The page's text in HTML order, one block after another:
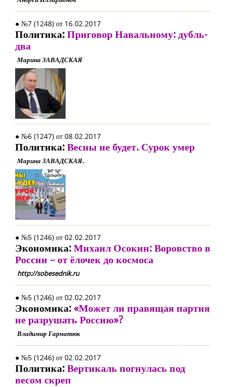
● №7 (1248) от 16.02.2017
Политика:Приговор Навальному: дубль-
два
Марина ЗАВАДСКАЯ
● №6 (1247) от 08.02.2017
Политика:Весны не будет. Сурок умер
Марина ЗАВАДСКАЯ.
● №5 (1246) от 02.02.2017
Экономика:Михаил Осокин: Воровство в
России – от ёлочек до космоса
http://sobesednik.ru
● №5 (1246) от 02.02.2017
Экономика:«Может ли правящая партия
не разрушать Россию»?
Владимир Гарматюк
● №5 (1246) от 02.02.2017
Политика:Вертикаль погнулась под
весом скреп